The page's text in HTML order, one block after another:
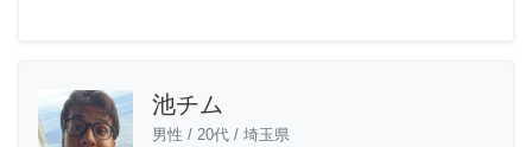
池チム
男性 / 20代 / 埼玉県